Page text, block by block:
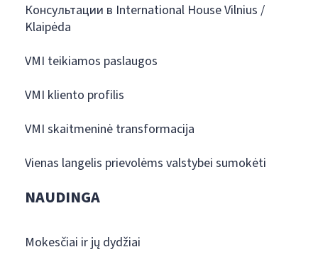
Консультации в International House Vilnius /
Klaipėda
VMI teikiamos paslaugos
VMI kliento profilis
VMI skaitmeninė transformacija
Vienas langelis prievolėms valstybei sumokėti
NAUDINGA
Mokesčiai ir jų dydžiai